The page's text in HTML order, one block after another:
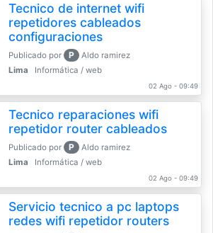
Tecnico de internet wifi
repetidores cableados
configuraciones
Publicado por P
Aldo ramirez
Lima
Informática / web
02 Ago - 09:49
Tecnico reparaciones wifi
repetidor router cableados
Publicado por P
Aldo ramirez
Lima
Informática / web
02 Ago - 09:49
Servicio tecnico a pc laptops
redes wifi repetidor routers